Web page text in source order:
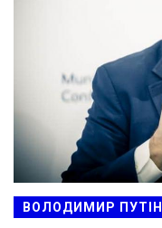
ВОЛОДИМИР ПУТІН